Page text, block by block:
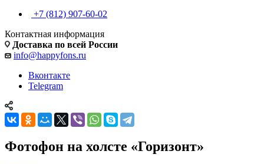
+7 (812) 907-60-02
Контактная информация
Доставка по всей России
info@happyfons.ru
Вконтакте
Telegram
Фотофон на холсте «Горизонт»